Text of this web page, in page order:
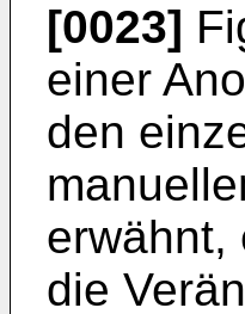
[0023]
einer
den
erwähnt,
die